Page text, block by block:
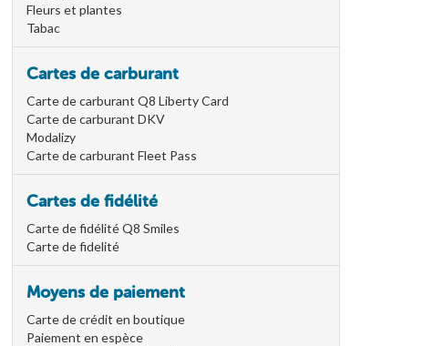
Fleurs et plantes
Tabac
Cartes de carburant
Carte de carburant Q8 Liberty Card
Carte de carburant DKV
Modalizy
Carte de carburant Fleet Pass
Cartes de fidélité
Carte de fidélité Q8 Smiles
Carte de fidelité
Moyens de paiement
Carte de crédit en boutique
Paiement en espèce